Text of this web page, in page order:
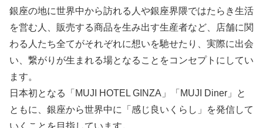
銀座の地に世界中から訪れる人や銀座界隈ではたらき生活
を営む人、販売する商品を生み出す生産者など、店舗に関
わる人たち全てがそれぞれに想いを馳せたり、実際に出会
い、繋がりが生まれる場となることをコンセプトにしてい
ます。
日本初となる「MUJI HOTEL GINZA」「MUJI Diner」と
ともに、銀座から世界中に「感じ良いくらし」を発信して
いくことを目指しています。